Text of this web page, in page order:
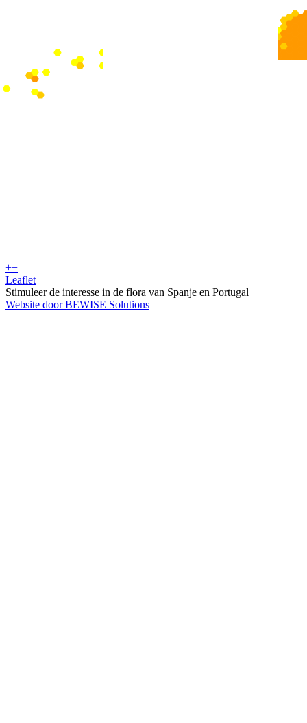
+−
Leaflet
Stimuleer de interesse in de flora van Spanje en Portugal
Website door BEWISE Solutions